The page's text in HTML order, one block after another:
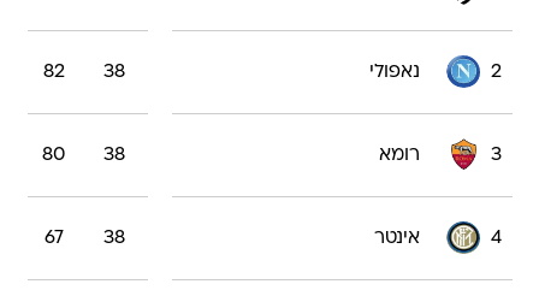
2 נאפולי 38
82
3 רומא 38
80
4 אינטר 38
67